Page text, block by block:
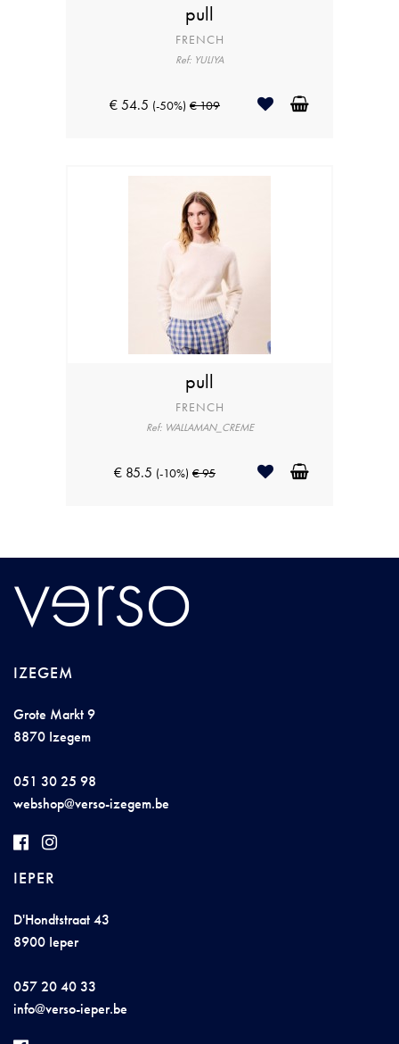
pull
FRENCH
Ref: YULIYA
€ 54.5 (-50%) € 109
pull
FRENCH
Ref: WALLAMAN_CREME
€ 85.5 (-10%) € 95
IZEGEM
Grote Markt 9
8870 Izegem
051 30 25 98
webshop@verso-izegem.be
IEPER
D'Hondtstraat 43
8900 Ieper
057 20 40 33
info@verso-ieper.be